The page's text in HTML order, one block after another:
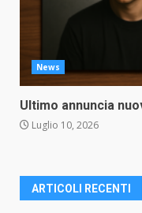
News
Ultimo annuncia
Luglio 10, 2026
ARTICOLI RECENTI